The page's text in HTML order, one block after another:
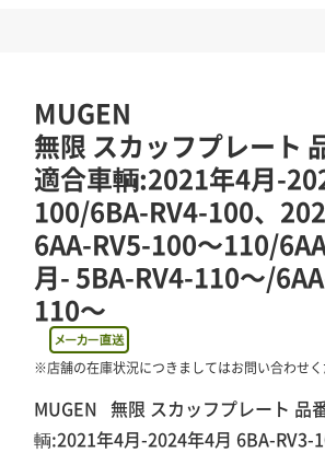
MUGEN
無限 スカッフプレート
適合車輌:2021年4月-
100/6BA-RV4-100、
6AA-RV5-100～110/
月- 5BA-RV4-110～/
110～
MUGEN 無限 スカッフプレート 品
輌:2021年4月-2024年4月 6BA-RV3-